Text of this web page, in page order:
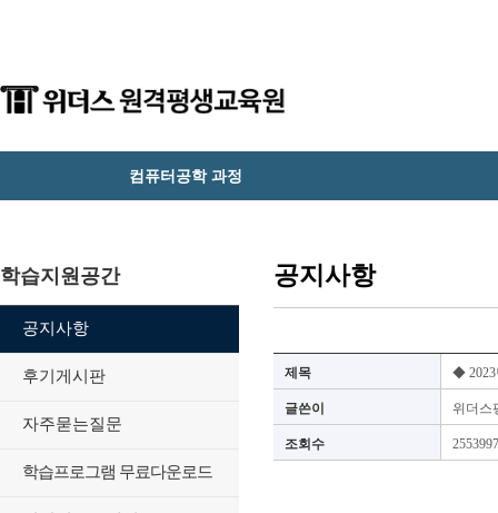
컴퓨터공학 과정
학습지원공간
공지사항
후기게시판
자주묻는질문
학습프로그램 무료다운로드
공지사항
제목 ◆ 2023
글쓴이 위더스
조회수 2553997